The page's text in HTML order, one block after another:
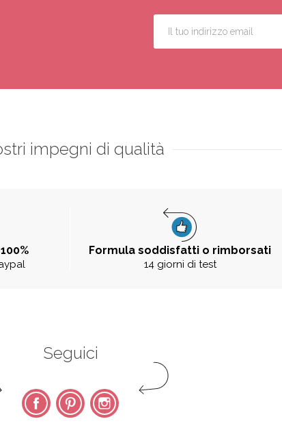
impegni di qualità
Formula soddisfatti o rimborsati
14 giorni di test
Seguici
FacebookPinterest Instagram